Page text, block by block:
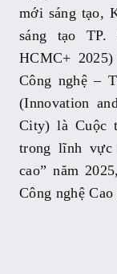
Tài liệu
Liên hệ
mới sáng tạo,
sáng tạo
HCMC+
Công nghệ –
(Innovation
City) là Cuộc
trong lĩnh vực
cao” năm
Công nghệ